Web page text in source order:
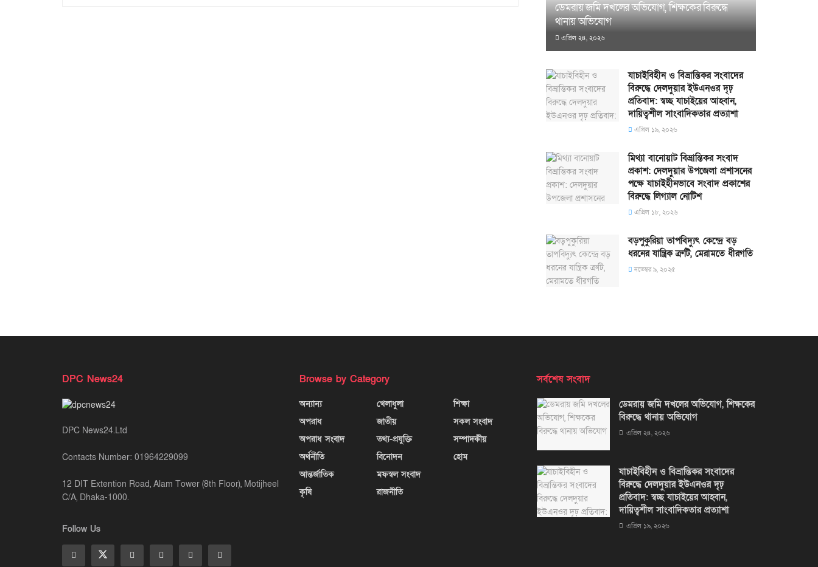
ডেমরায় জমি দখলের অভিযোগ, শিক্ষকের বিরুদ্ধে
থানায় অভিযোগ
এপ্রিল ২৪, ২০২৬
যাচাইবিহীন ও বিভ্রান্তিকর সংবাদের
বিরুদ্ধে দেলদুয়ার ইউএনওর দৃঢ়
প্রতিবাদ: স্বচ্ছ যাচাইয়ের আহ্বান,
দায়িত্বশীল সাংবাদিকতার প্রত্যাশা
এপ্রিল ১৯, ২০২৬
মিথ্যা বানোয়াট বিভ্রান্তিকর সংবাদ
প্রকাশ: দেলদুয়ার উপজেলা প্রশাসনের
পক্ষে যাচাইহীনভাবে সংবাদ প্রকাশের
বিরুদ্ধে লিগ্যাল নোটিশ
এপ্রিল ১৮, ২০২৬
বড়পুকুরিয়া তাপবিদ্যুৎ কেন্দ্রে বড়
ধরনের যান্ত্রিক ত্রুটি, মেরামতে ধীরগতি
নভেম্বর ৯, ২০২৫
DPC News24
DPC News24.Ltd
Contacts Number: 01964229099
12 DIT Extention Road, Alam Tower (8th Floor), Motijheel
C/A, Dhaka-1000.
Follow Us
Browse by Category
অন্যান্য
অপরাধ
অপরাধ সংবাদ
অর্থনীতি
আন্তর্জাতিক
কৃষি
খেলাধুলা
জাতীয়
তথ্য-প্রযুক্তি
বিনোদন
মফস্বল সংবাদ
রাজনীতি
শিক্ষা
সকল সংবাদ
সম্পাদকীয়
হোম
সর্বশেষ সংবাদ
ডেমরায় জমি দখলের অভিযোগ, শিক্ষকের
বিরুদ্ধে থানায় অভিযোগ
এপ্রিল ২৪, ২০২৬
যাচাইবিহীন ও বিভ্রান্তিকর সংবাদের
বিরুদ্ধে দেলদুয়ার ইউএনওর দৃঢ়
প্রতিবাদ: স্বচ্ছ যাচাইয়ের আহ্বান,
দায়িত্বশীল সাংবাদিকতার প্রত্যাশা
এপ্রিল ১৯, ২০২৬